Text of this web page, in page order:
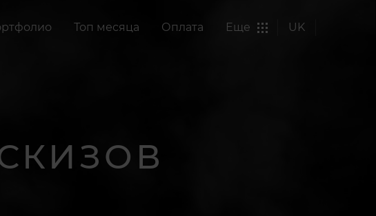
Топ месяца Оплата Еще UK